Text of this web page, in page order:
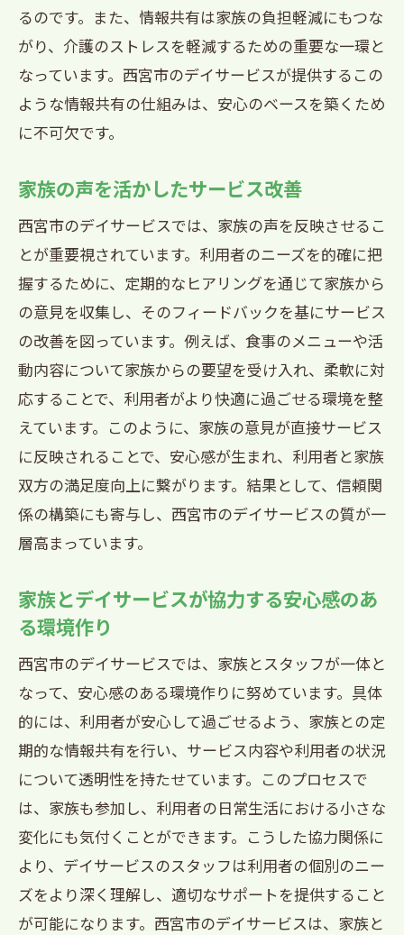
家族の声を聴く場を設ける意義
利用者の状況を家族に細かく伝える方法
家族会を通じて得られる安心感
西宮市のデイサービスが大切にする双方
西宮市のデイサービスが家族に寄り添う理由
地域に密着したサービス提供の背景
家族の不安を解消するためのサポート
寄り添うケアを実現するためのスタッフ
教育
家族のニーズに応える柔軟なサービス
家族に寄り添うことで得られる信頼
利用者とその家族を支える地域との連携
デイサービスで家族と利用者をつなぐ西宮市
の取り組み
利用者と家族を結ぶイベントの開催
家族と利用者をつなぐ安心のサポート
家族の参加を促すデイサービスの工夫
西宮市のデイサービスが取り組む家族支
援活動
共に歩むデイサービスと家族の関係づく
り
西宮市のデイサービスが提供する安心と信頼
の環境
安心を提供するためのスタッフの役割
信頼環境を築くための施設設備の工夫
医療スタッフとの連携による安心感の提
供
るのです。また、情報共有は家族の負担軽減にもつな
がり、介護のストレスを軽減するための重要な一環と
なっています。西宮市のデイサービスが提供するこの
ような情報共有の仕組みは、安心のベースを築くため
に不可欠です。
家族の声を活かしたサービス改善
西宮市のデイサービスでは、家族の声を反映させるこ
とが重要視されています。利用者のニーズを的確に把
握するために、定期的なヒアリングを通じて家族から
の意見を収集し、そのフィードバックを基にサービス
の改善を図っています。例えば、食事のメニューや活
動内容について家族からの要望を受け入れ、柔軟に対
応することで、利用者がより快適に過ごせる環境を整
えています。このように、家族の意見が直接サービス
に反映されることで、安心感が生まれ、利用者と家族
双方の満足度向上に繋がります。結果として、信頼関
係の構築にも寄与し、西宮市のデイサービスの質が一
層高まっています。
家族とデイサービスが協力する安心感のあ
る環境作り
西宮市のデイサービスでは、家族とスタッフが一体と
なって、安心感のある環境作りに努めています。具体
的には、利用者が安心して過ごせるよう、家族との定
期的な情報共有を行い、サービス内容や利用者の状況
について透明性を持たせています。このプロセスで
は、家族も参加し、利用者の日常生活における小さな
変化にも気付くことができます。こうした協力関係に
より、デイサービスのスタッフは利用者の個別のニー
ズをより深く理解し、適切なサポートを提供すること
が可能になります。西宮市のデイサービスは、家族と